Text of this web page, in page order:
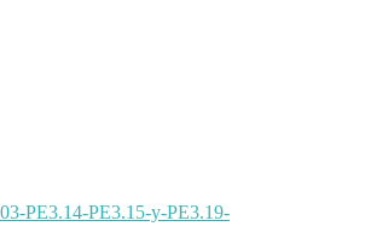
PE3.14-PE3.15-y-PE3.19-